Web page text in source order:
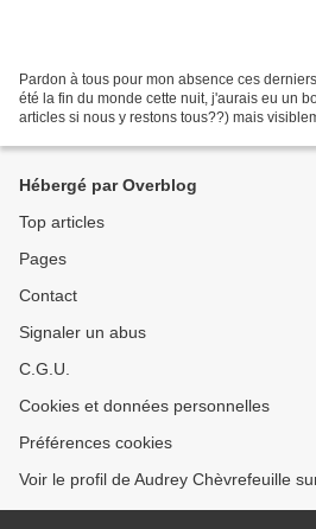
Pardon à tous pour mon absence ces
été la fin du monde cette nuit, j'aurais eu un
articles si nous y restons tous??) mais
Hébergé par Overblog
Top articles
Pages
Contact
Signaler un abus
C.G.U.
Cookies et données personnelles
Préférences cookies
Voir le profil de Audrey Chèvrefeuille